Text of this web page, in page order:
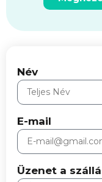
Név
E-mail
Üzenet a